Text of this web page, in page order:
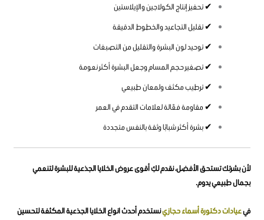
✔ تحفيز إنتاج الكولاجين والإيلاستين
✔ تقليل التجاعيد والخطوط الدقيقة
✔ توحيد لون البشرة والتقليل من التصبغات
✔ تصغير حجم المسام وجعل البشرة أكثر نعومة
✔ ترطيب مكثف ولمعان طبيعي
✔ مقاومة فعّالة لعلامات التقدم في العمر
✔ بشرة أكثر شبابًا وثقة بالنفس متجددة
لأن بشرتك تستحق الأفضل، نقدم لكِ أقوى عروض الخلايا الجذعية للبشرة لتنعمي
بجمال طبيعي يدوم.
فيعيادات دكتورة أسماء حجازينستخدم أحدث انواع الخلايا الجذعية المكثفة لتحسين